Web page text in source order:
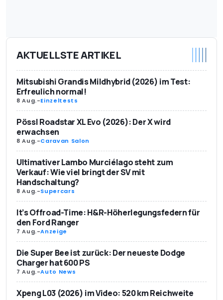
AKTUELLSTE ARTIKEL
Mitsubishi Grandis Mildhybrid (2026) im Test:
Erfreulich normal!
8 Aug.-Einzeltests
Pössl Roadstar XL Evo (2026): Der X wird
erwachsen
8 Aug.-Caravan Salon
Ultimativer Lambo Murciélago steht zum
Verkauf: Wie viel bringt der SV mit
Handschaltung?
8 Aug.-Supercars
It’s Offroad-Time: H&R-Höherlegungsfedern für
den Ford Ranger
7 Aug.-Anzeige
Die Super Bee ist zurück: Der neueste Dodge
Charger hat 600 PS
7 Aug.-Auto News
Xpeng L03 (2026) im Video: 520 km Reichweite